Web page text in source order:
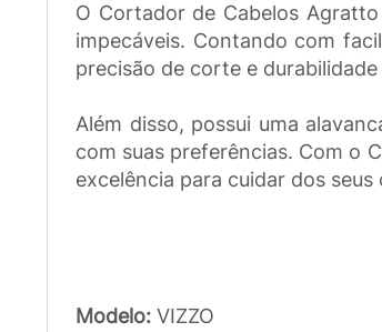
O Cortador de Cabelos
impecáveis. Contando com
precisão de corte e
Além disso, possui uma
com suas preferências. Com o
excelência para cuidar dos
Modelo: VIZZO